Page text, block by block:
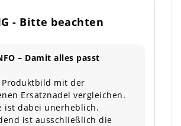
- Bitte beachten
– Damit alles passt
Produktbild mit der
Ersatznadel vergleichen.
ist dabei unerheblich.
ist ausschließlich die